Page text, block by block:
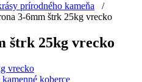
prírodného kameňa /
3-6mm štrk 25kg vrecko
štrk 25kg vrecko